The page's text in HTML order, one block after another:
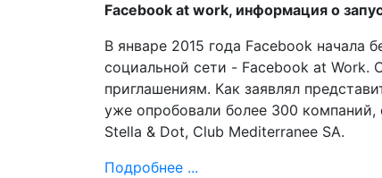
Facebook at work, информация о
В январе 2015 года Facebook начала
социальной сети - Facebook at Work.
приглашениям. Как заявлял
уже опробовали более 300 компаний,
Stella & Dot, Club Mediterranee SA.
Подробнее ...